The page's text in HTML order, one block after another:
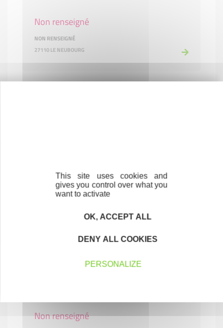
Non renseigné
NON RENSEIGNÉ
27110 LE NEUBOURG
NON RENSEIGNÉ
NON RENSEIGNÉ NON RENSEIGNÉ
Non renseigné
This site uses cookies and
gives you control over what you
want to activate
OK, ACCEPT ALL
DENY ALL COOKIES
PERSONALIZE